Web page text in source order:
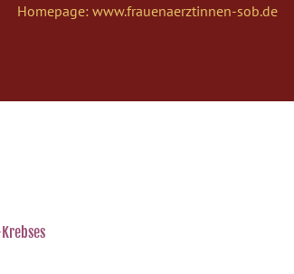
Homepage: www.frauenaerztinnen-sob.de